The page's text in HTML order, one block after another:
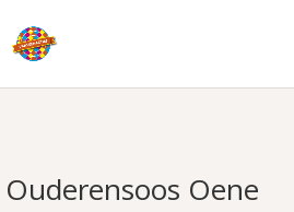
Ouderensoos Oene